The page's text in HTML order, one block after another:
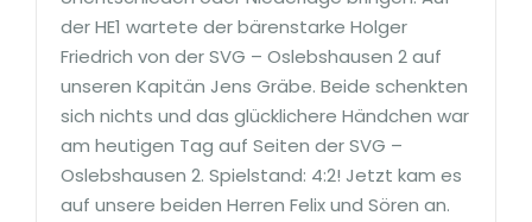
der HE1 wartete der bärenstarke Holger
Friedrich von der SVG – Oslebshausen 2 auf
unseren Kapitän Jens Gräbe. Beide schenkten
sich nichts und das glücklichere Händchen war
am heutigen Tag auf Seiten der SVG –
Oslebshausen 2. Spielstand: 4:2! Jetzt kam es
auf unsere beiden Herren Felix und Sören an.